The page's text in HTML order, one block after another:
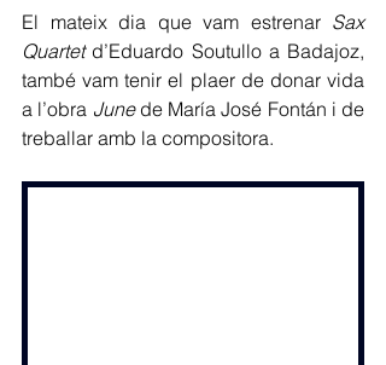
El mateix dia que vam estrenar Sax
Quartet d’Eduardo Soutullo a Badajoz,
també vam tenir el plaer de donar vida
a l’obra June de María José Fontán i de
treballar amb la compositora.